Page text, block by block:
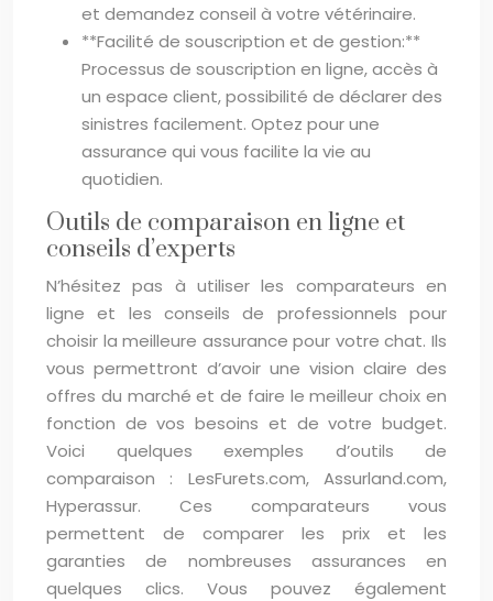
et demandez conseil à votre vétérinaire.
**Facilité de souscription et de gestion:**
Processus de souscription en ligne, accès à
un espace client, possibilité de déclarer des
sinistres facilement. Optez pour une
assurance qui vous facilite la vie au
quotidien.
Outils de comparaison en ligne et
conseils d’experts
N’hésitez pas à utiliser les comparateurs en
ligne et les conseils de professionnels pour
choisir la meilleure assurance pour votre chat. Ils
vous permettront d’avoir une vision claire des
offres du marché et de faire le meilleur choix en
fonction de vos besoins et de votre budget.
Voici quelques exemples d’outils de
comparaison : LesFurets.com, Assurland.com,
Hyperassur. Ces comparateurs vous
permettent de comparer les prix et les
garanties de nombreuses assurances en
quelques clics. Vous pouvez également